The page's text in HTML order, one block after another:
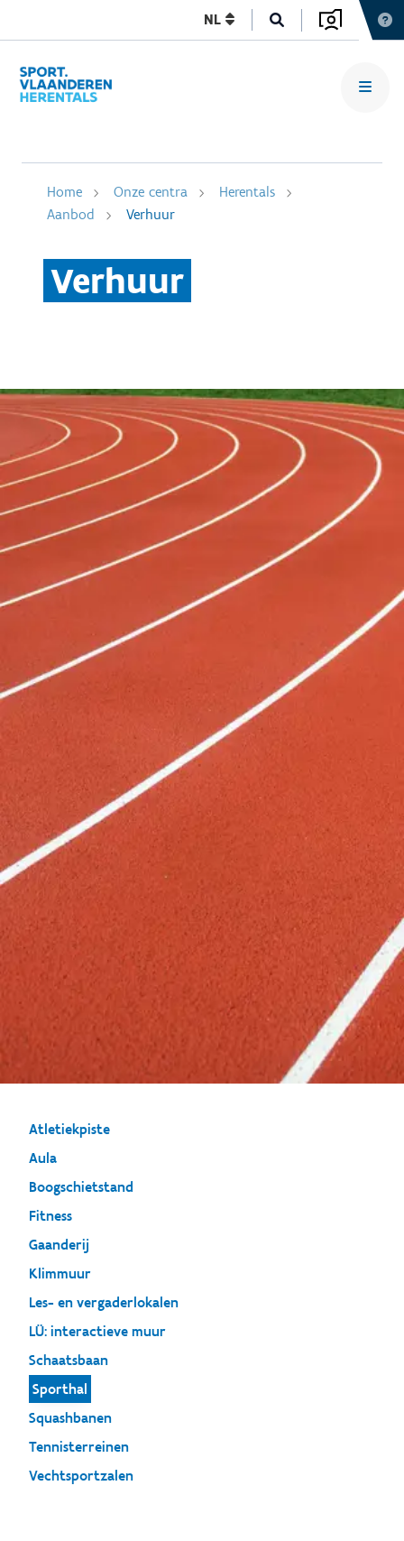
NL
Home Onze centra
Herentals
Aanbod
Verhuur
Verhuur
Atletiekpiste
Aula
Boogschietstand
Fitness
Gaanderij
Klimmuur
Les- en vergaderlokalen
LÜ: interactieve muur
Schaatsbaan
Sporthal
Squashbanen
Tennisterreinen
Vechtsportzalen